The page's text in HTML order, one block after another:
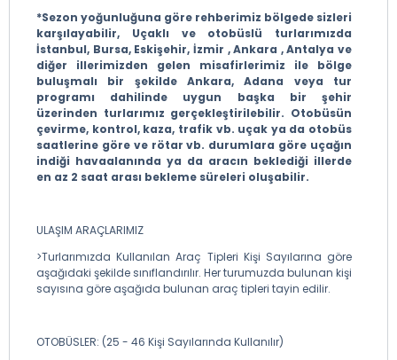
*Sezon yoğunluğuna göre rehberimiz bölgede sizleri
karşılayabilir, Uçaklı ve otobüslü turlarımızda
İstanbul, Bursa, Eskişehir, İzmir , Ankara , Antalya ve
diğer illerimizden gelen misafirlerimiz ile bölge
buluşmalı bir şekilde Ankara, Adana veya tur
programı dahilinde uygun başka bir şehir
üzerinden turlarımız gerçekleştirilebilir. Otobüsün
çevirme, kontrol, kaza, trafik vb. uçak ya da otobüs
saatlerine göre ve rötar vb. durumlara göre uçağın
indiği havaalanında ya da aracın beklediği illerde
en az 2 saat arası bekleme süreleri oluşabilir.
ULAŞIM ARAÇLARIMIZ
>Turlarımızda Kullanılan Araç Tipleri Kişi Sayılarına göre
aşağıdaki şekilde sınıflandırılır. Her turumuzda bulunan kişi
sayısına göre aşağıda bulunan araç tipleri tayin edilir.
OTOBÜSLER: (25 - 46 Kişi Sayılarında Kullanılır)